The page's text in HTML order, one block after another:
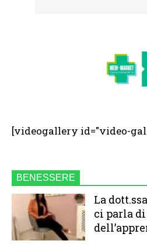
[videogallery id="video-
BENESSERE
La
ci parla